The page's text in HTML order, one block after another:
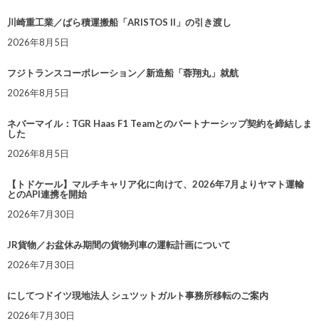
川崎重工業／ばら積運搬船「ARISTOS II」の引き渡し
2026年8月5日
フジトランスコーポレーション／新造船「蓉翔丸」就航
2026年8月5日
ネバーマイル：TGR Haas F1 Teamとのパートナーシップ契約を締結しま
した
2026年8月5日
【トドケール】マルチキャリア化に向けて、2026年7月よりヤマト運輸
とのAPI連携を開始
2026年7月30日
JR貨物／お盆休み期間の貨物列車の運転計画について
2026年7月30日
にしてつドイツ現地法人 シュツットガルト事務所移転のご案内
2026年7月30日